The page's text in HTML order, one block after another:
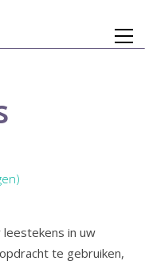
leestekens in uw
te gebruiken,